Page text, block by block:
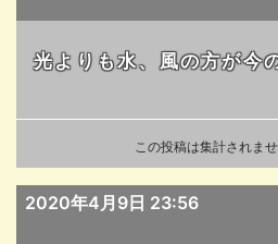
光よりも水、風の方が今
この投稿は集計されま
2020年4月9日 23:56